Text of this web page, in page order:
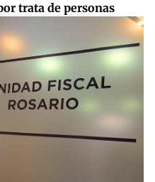
trata de personas